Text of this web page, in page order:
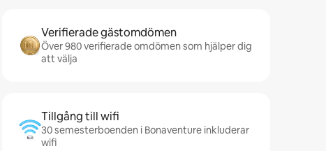
Verifierade gästomdömen
Över 980 verifierade omdömen som hjälper dig
att välja
Tillgång till wifi
30 semesterboenden i Bonaventure inkluderar
wifi